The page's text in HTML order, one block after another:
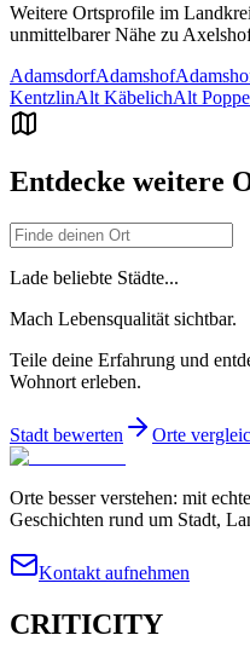
Weitere Ortsprofile im
unmittelbarer Nähe zu
AdamsdorfAdamshof
KentzlinAlt KäbelichAlt
Entdecke weitere
Lade beliebte Städte...
Mach Lebensqualität sichtbar.
Teile deine Erfahrung und
Wohnort erleben.
Stadt bewerten Orte
Orte besser verstehen: mit
Geschichten rund um Stadt,
Kontakt aufnehmen
CRITICITY